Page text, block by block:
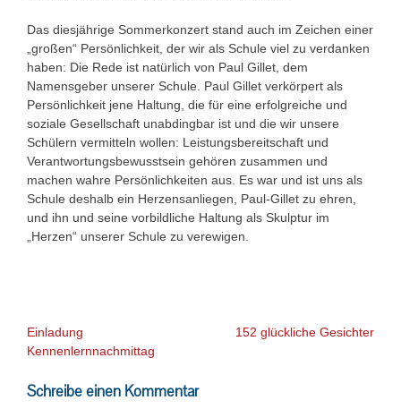
Das diesjährige Sommerkonzert stand auch im Zeichen einer
„großen“ Persönlichkeit, der wir als Schule viel zu verdanken
haben: Die Rede ist natürlich von Paul Gillet, dem
Namensgeber unserer Schule. Paul Gillet verkörpert als
Persönlichkeit jene Haltung, die für eine erfolgreiche und
soziale Gesellschaft unabdingbar ist und die wir unsere
Schülern vermitteln wollen: Leistungsbereitschaft und
Verantwortungsbewusstsein gehören zusammen und
machen wahre Persönlichkeiten aus. Es war und ist uns als
Schule deshalb ein Herzensanliegen, Paul-Gillet zu ehren,
und ihn und seine vorbildliche Haltung als Skulptur im
„Herzen“ unserer Schule zu verewigen.
Beitragsnavigation
Einladung
Kennenlernnachmittag
152 glückliche Gesichter
Schreibe einen Kommentar